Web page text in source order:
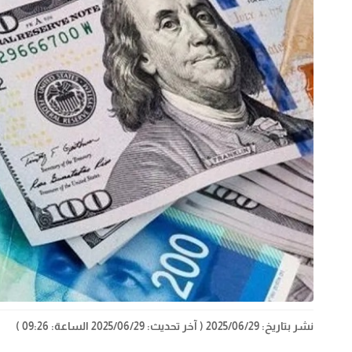
نشر بتاريخ: 2025/06/29 ( آخر تحديث: 2025/06/29 الساعة: 09:26 )